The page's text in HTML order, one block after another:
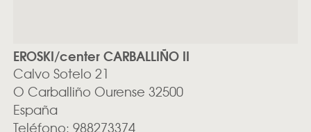
EROSKI/center CARBALLIÑO II
Calvo Sotelo 21
O Carballiño Ourense 32500
España
Teléfono: 988273374